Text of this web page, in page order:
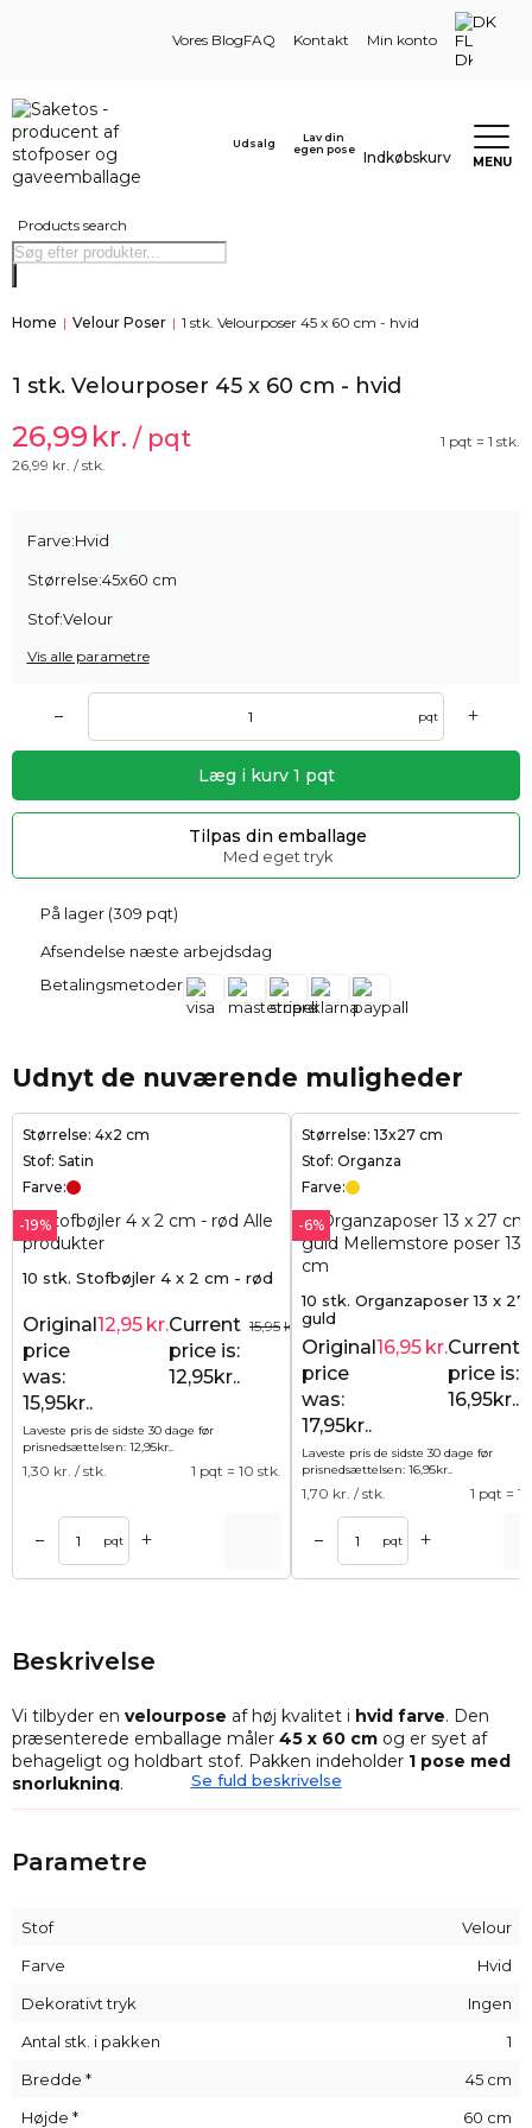
Vores BlogFAQ Kontakt Min konto
DK
Products search
Udsalg
Lav din
egen pose
Indkøbskurv MENU
Home | Velour Poser | 1 stk. Velourposer 45 x 60 cm - hvid
1 stk. Velourposer 45 x 60 cm - hvid
26,99 kr. / pqt
1 pqt = 1 stk.
26,99 kr. / stk.
Farve:Hvid
Størrelse:45x60 cm
Stof:Velour
Vis alle parametre
– pqt +
Læg i kurv 1 pqt
Tilpas din emballage
Med eget tryk
På lager (309 pqt)
Afsendelse næste arbejdsdag
Betalingsmetoder
Udnyt de nuværende muligheder
Størrelse: 4x2 cm
Stof: Satin
Farve:
-19%
10 stk. Stofbøjler 4 x 2 cm - rød
15,95 kr.
Original
price
was:
15,95kr..
12,95 kr.Current
price is:
12,95kr..
Laveste pris de sidste 30 dage før
prisnedsættelsen: 12,95kr..
1,30 kr. / stk. 1 pqt = 10 stk.
– pqt +
Størrelse: 13x27 cm
Stof: Organza
Farve:
-6%
10 stk. Organzaposer 13 x
guld
Original
price
was:
17,95kr..
16,95 kr.Current
price is:
16,95kr..
Laveste pris de sidste 30 dage før
prisnedsættelsen: 16,95kr..
1,70 kr. / stk. 1 pqt =
– pqt +
Beskrivelse
Vi tilbyder en velourpose af høj kvalitet i hvid farve. Den
præsenterede emballage måler 45 x 60 cm og er syet af
behageligt og holdbart stof. Pakken indeholder 1 pose med
snorlukning.
kan også fungere som eksklusiv indpakning til gaver, hvilket
Velourstof - holdbarhed og elegance
fremragende mulighed for dem, der
meget behagelig at røre ved, men den vil også holde i
mange år!
Se fuld beskrivelse
Parametre
Stof
Velour
Farve
Hvid
Dekorativt tryk
Ingen
Antal stk. i pakken
1
Bredde *
45 cm
Højde *
60 cm